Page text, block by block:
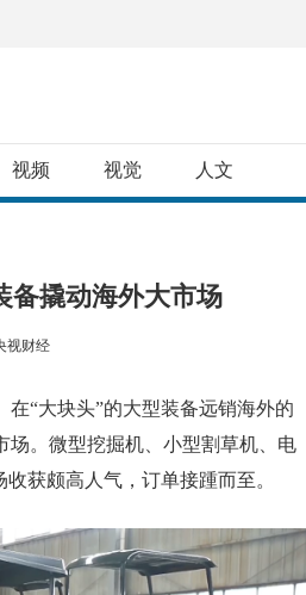
视频 视觉 人文
备撬动海外大市场
视财经
“大块头”的大型装备远销海外的
场。微型挖掘机、小型割草机、电
获颇高人气，订单接踵而至。